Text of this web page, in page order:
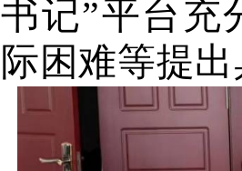
书记”平台充
际困难等提